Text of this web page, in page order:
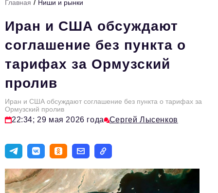
HR
Персона номера
Юридический практикум
Стиль жизни
Туризм
Импортозамещение
Эксперты
Авторские материалы
Главная / Ниши и рынки
Иран и США обсуждают
соглашение без пункта о
тарифах за Ормузский
пролив
Иран и США обсуждают соглашение без пункта о тарифах за
Ормузский пролив
22:34; 29 мая 2026 года Сергей Лысенков